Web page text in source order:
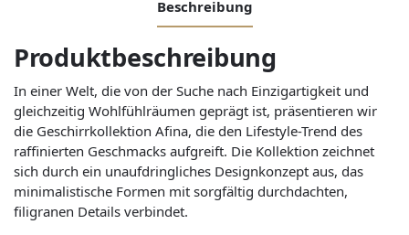
Beschreibung
Produktbeschreibung
In einer Welt, die von der Suche nach Einzigartigkeit und
gleichzeitig Wohlfühlräumen geprägt ist, präsentieren wir
die Geschirrkollektion Afina, die den Lifestyle-Trend des
raffinierten Geschmacks aufgreift. Die Kollektion zeichnet
sich durch ein unaufdringliches Designkonzept aus, das
minimalistische Formen mit sorgfältig durchdachten,
filigranen Details verbindet.